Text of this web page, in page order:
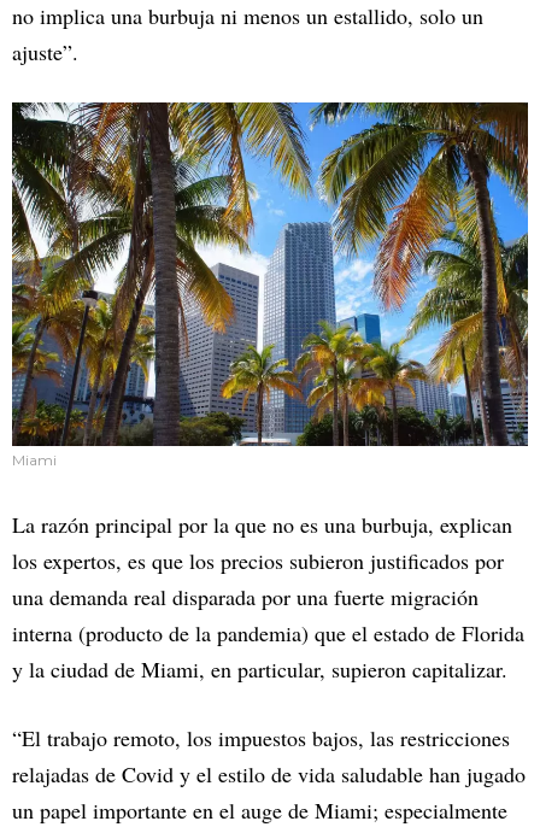
no implica una burbuja ni menos un estallido, solo un
ajuste”.
Miami
La razón principal por la que no es una burbuja, explican
los expertos, es que los precios subieron justificados por
una demanda real disparada por una fuerte migración
interna (producto de la pandemia) que el estado de Florida
y la ciudad de Miami, en particular, supieron capitalizar.
“El trabajo remoto, los impuestos bajos, las restricciones
relajadas de Covid y el estilo de vida saludable han jugado
un papel importante en el auge de Miami; especialmente